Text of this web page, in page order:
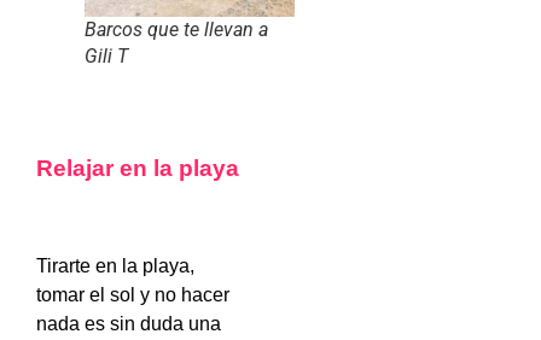
Barcos que te llevan a
Gili T
Relajar en la playa
Tirarte en la playa,
tomar el sol y no hacer
nada es sin duda una